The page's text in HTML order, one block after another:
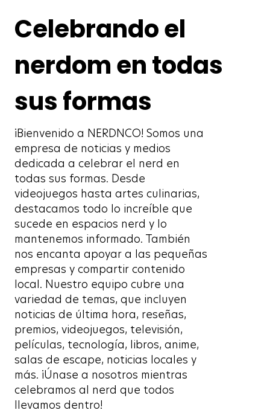
Celebrando el
nerdom en todas
sus formas
¡Bienvenido a NERDNCO! Somos una
empresa de noticias y medios
dedicada a celebrar el nerd en
todas sus formas. Desde
videojuegos hasta artes culinarias,
destacamos todo lo increíble que
sucede en espacios nerd y lo
mantenemos informado. También
nos encanta apoyar a las pequeñas
empresas y compartir contenido
local. Nuestro equipo cubre una
variedad de temas, que incluyen
noticias de última hora, reseñas,
premios, videojuegos, televisión,
películas, tecnología, libros, anime,
salas de escape, noticias locales y
más. ¡Únase a nosotros mientras
celebramos al nerd que todos
llevamos dentro!